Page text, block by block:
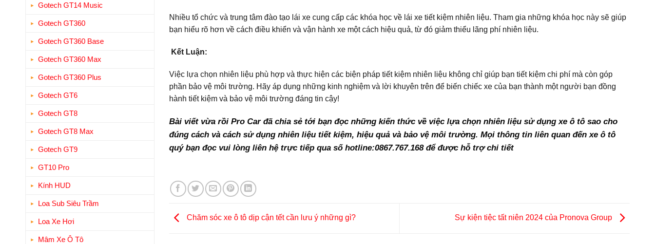
Gotech GT14 Music
Gotech GT360
Gotech GT360 Base
Gotech GT360 Max
Gotech GT360 Plus
Gotech GT6
Gotech GT8
Gotech GT8 Max
Gotech GT9
GT10 Pro
Kính HUD
Loa Sub Siêu Trầm
Loa Xe Hơi
Mâm Xe Ô Tô
Nhiều tổ chức và trung tâm đào tạo lái xe cung cấp các khóa học về lái xe tiết kiệm nhiên liệu. Tham gia những khóa học này sẽ giúp
bạn hiểu rõ hơn về cách điều khiển và vận hành xe một cách hiệu quả, từ đó giảm thiểu lãng phí nhiên liệu.
Kết Luận:
Việc lựa chọn nhiên liệu phù hợp và thực hiện các biện pháp tiết kiệm nhiên liệu không chỉ giúp bạn tiết kiệm chi phí mà còn góp
phần bảo vệ môi trường. Hãy áp dụng những kinh nghiệm và lời khuyên trên để biến chiếc xe của bạn thành một người bạn đồng
hành tiết kiệm và bảo vệ môi trường đáng tin cậy!
Bài viết vừa rồi Pro Car đã chia sẻ tới bạn đọc những kiến thức về việc lựa chọn nhiên liệu sử dụng xe ô tô sao cho
đúng cách và cách sử dụng nhiên liệu tiết kiệm, hiệu quả và bảo vệ môi trường. Mọi thông tin liên quan đến xe ô tô
quý bạn đọc vui lòng liên hệ trực tiếp qua số hotline:0867.767.168 để được hỗ trợ chi tiết
Chăm sóc xe ô tô dịp cận tết cần lưu ý những gì? Sự kiện tiệc tất niên 2024 của Pronova Group